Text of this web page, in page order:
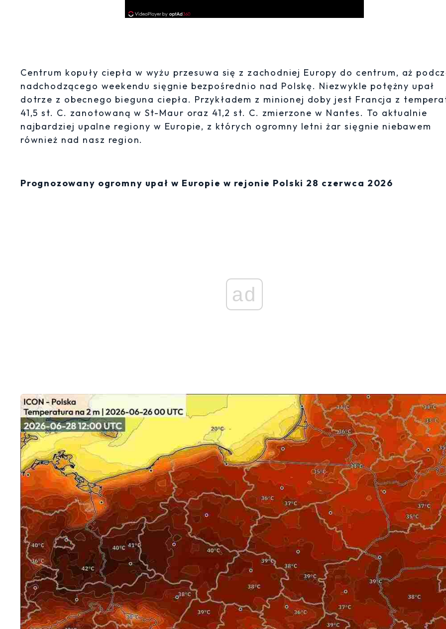
Centrum kopuły ciepła w wyżu przesuwa się z zachodniej Europy do centrum, aż
nadchodzącego weekendu sięgnie bezpośrednio nad Polskę. Niezwykle potężny upał
dotrze z obecnego bieguna ciepła. Przykładem z minionej doby jest Francja z
41,5 st. C. zanotowaną w St-Maur oraz 41,2 st. C. zmierzone w Nantes. To aktualnie
najbardziej upalne regiony w Europie, z których ogromny letni żar sięgnie niebawem
również nad nasz region.
Prognozowany ogromny upał w Europie w rejonie Polski 28 czerwca 2026
ad